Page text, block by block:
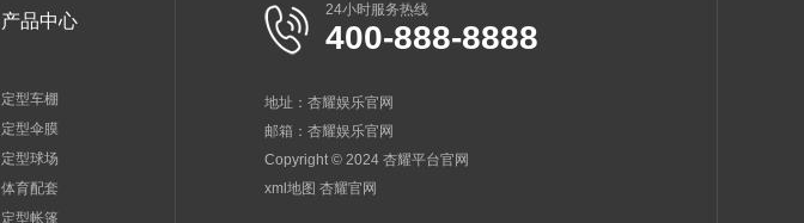
产品中心
定型车棚
定型伞膜
定型球场
体育配套
定型帐篷
24小时服务热线
400-888-8888
地址：杏耀娱乐官网
邮箱： 杏耀娱乐官网
Copyright © 2024 杏耀平台官网
xml地图 杏耀官网